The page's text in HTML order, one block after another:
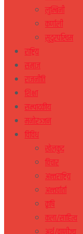
लुम्बिनी
कर्णाली
सुदुरपस्चिम
राष्ट्रिय
समाज
राजनीति
शिक्षा
सम्पादकीय
मनोरञ्जन
विविध
खेलकुद
विचार
अन्तराष्ट्रिय
अन्तर्वार्ता
कृषि
कला/साहित्य